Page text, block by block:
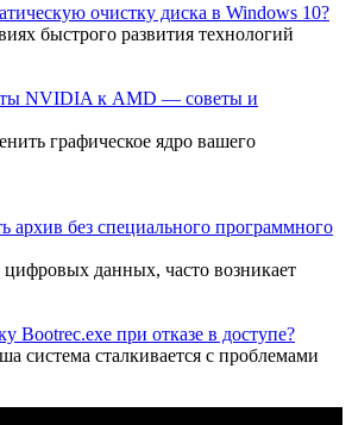
очистку диска в Windows 10?
быстрого развития технологий
NVIDIA к AMD — советы и
графическое ядро вашего
архив без специального программного
данных, часто возникает
Bootrec.exe при отказе в доступе?
система сталкивается с проблемами